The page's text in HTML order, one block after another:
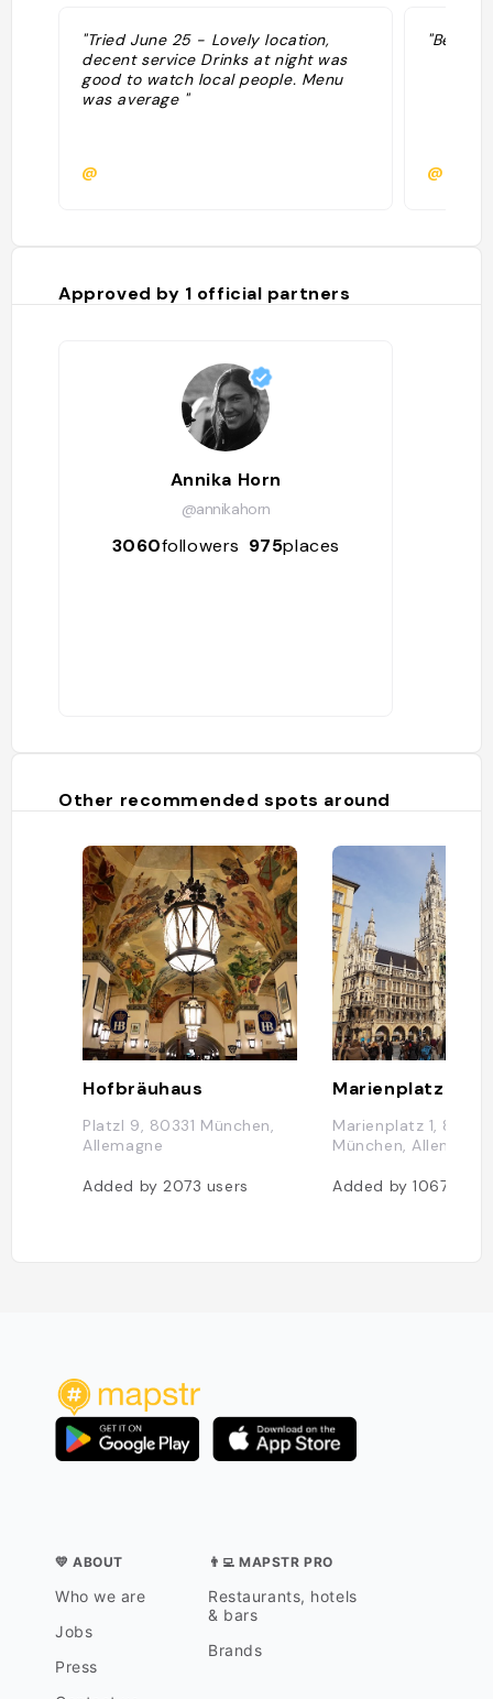
"Tried June 25 - Lovely location,
decent service Drinks at night was
good to watch local people. Menu
was average "
@
Approved by 1 official partners
Annika Horn
@annikahorn
3060followers 975places
Other recommended spots around
Hofbräuhaus
Platzl 9, 80331 München,
Allemagne
Added by2073 users
Marienplatz
Marienplatz 1, 80331
München, Allemagne
Added by1067
💛 ABOUT
Who we are
Jobs
Press
👨‍💻 MAPSTR PRO
Restaurants, hotels
& bars
Brands